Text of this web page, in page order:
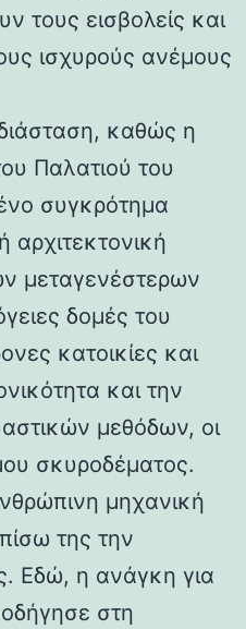
τους εισβολείς και
ισχυρούς ανέμους
καθώς η
Παλατιού του
συγκρότημα
αρχιτεκτονική
μεταγενέστερων
δομές του
κατοικίες και
και την
μεθόδων, οι
σκυροδέματος.
μηχανική
της την
Εδώ, η ανάγκη για
στη